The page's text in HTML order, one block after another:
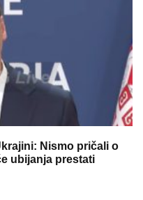
Nismo pričali o
ubijanja prestati